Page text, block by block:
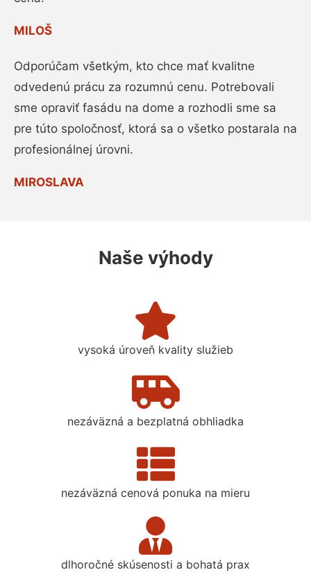
MILOŠ
Odporúčam všetkým, kto chce mať kvalitne
odvedenú prácu za rozumnú cenu. Potrebovali
sme opraviť fasádu na dome a rozhodli sme sa
pre túto spoločnosť, ktorá sa o všetko postarala na
profesionálnej úrovni.
MIROSLAVA
Naše výhody
vysoká úroveň kvality služieb
nezáväzná a bezplatná obhliadka
nezáväzná cenová ponuka na mieru
dlhoročné skúsenosti a bohatá prax